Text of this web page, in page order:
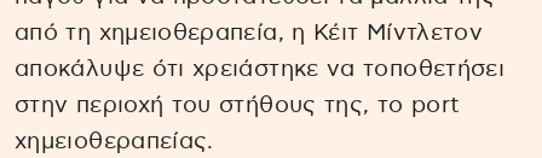
από τη χημειοθεραπεία, η Κέιτ Μίντλετον
αποκάλυψε ότι χρειάστηκε να τοποθετήσει
στην περιοχή του στήθους της, το port
χημειοθεραπείας.